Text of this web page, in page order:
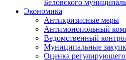
Беловского
Экономика
Антикризисные меры
Антимонопольный
Ведомственный
Муниципальные
Оценка регулирующего